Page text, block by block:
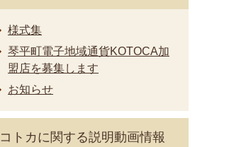
様式集
琴平町電子地域通貨KOTOCA加
盟店を募集します
お知らせ
コトカに関する説明動画情報